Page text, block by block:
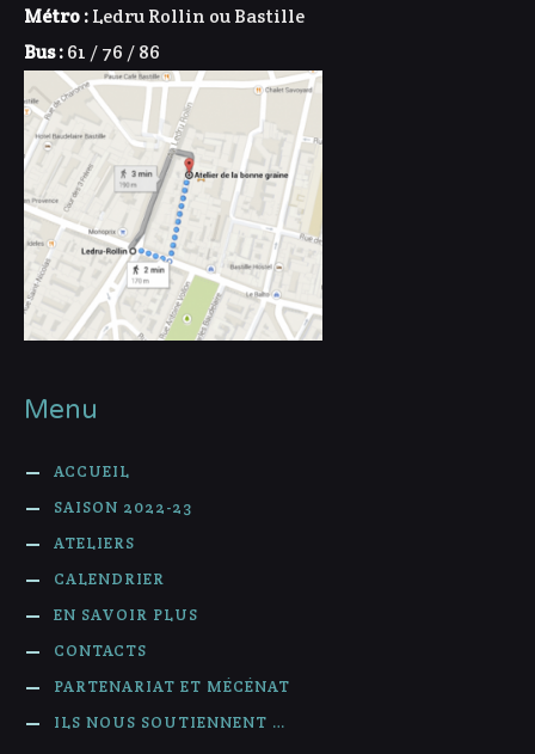
Métro :Ledru Rollin ou Bastille
Bus :61 / 76 / 86
Menu
ACCUEIL
SAISON 2022-23
ATELIERS
CALENDRIER
EN SAVOIR PLUS
CONTACTS
PARTENARIAT ET MÉCÉNAT
ILS NOUS SOUTIENNENT …